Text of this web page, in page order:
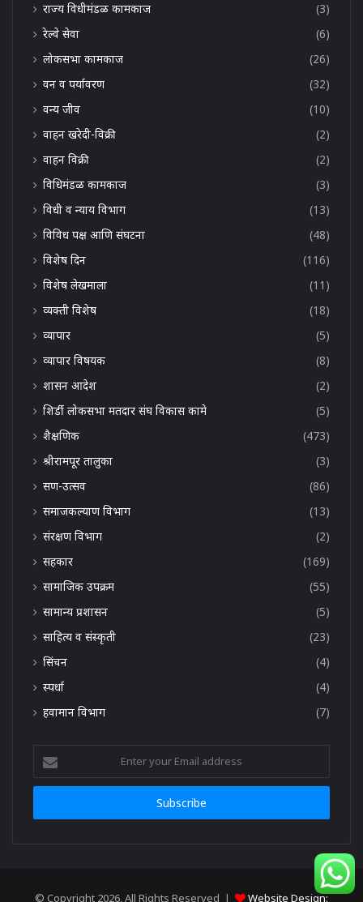
राज्य विधीमंडळ कामकाज
(3)
रेल्वे सेवा
(6)
लोकसभा कामकाज
(26)
वन व पर्यावरण
(32)
वन्य जीव
(10)
वाहन खरेदी-विक्री
(2)
वाहन विक्री
(2)
विधिमंडळ कामकाज
(3)
विधी व न्याय विभाग
(13)
विविध पक्ष आणि संघटना
(48)
विशेष दिन
(116)
विशेष लेखमाला
(11)
व्यक्ती विशेष
(18)
व्यापार
(5)
व्यापार विषयक
(8)
शासन आदेश
(2)
शिर्डी लोकसभा मतदार संघ विकास कामे
(5)
शैक्षणिक
(473)
श्रीरामपूर तालुका
(3)
सण-उत्सव
(86)
समाजकल्याण विभाग
(13)
संरक्षण विभाग
(2)
सहकार
(169)
सामाजिक उपक्रम
(55)
सामान्य प्रशासन
(5)
साहित्य व संस्कृती
(23)
सिंचन
(4)
स्पर्धा
(4)
हवामान विभाग
(7)
your
Email
© Copyright 2026, All Rights Reserved | Website Design: